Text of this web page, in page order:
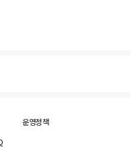
운영정책